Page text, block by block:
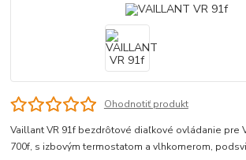
Ohodnotiť produkt
Vaillant VR 91f bezdrôtové diaľkové ovládanie pre
700f, s izbovým termostatom a vlhkomerom,